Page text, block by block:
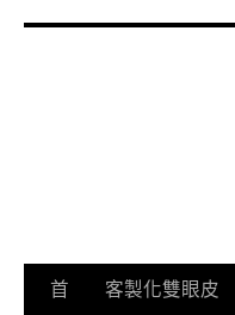
跳首
客製化雙眼皮